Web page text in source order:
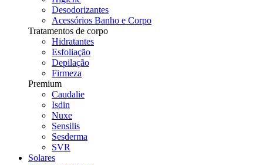
Desodorizantes
Acessórios Banho e Corpo
Tratamentos de corpo
Hidratantes
Esfoliação
Depilação
Firmeza
Premium
Caudalie
Isdin
Nuxe
Sensilis
Sesderma
SVR
Solares